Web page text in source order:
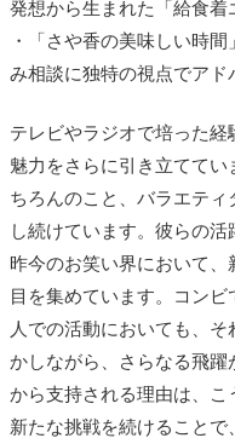
発想から生まれた「給食着
・「さや香の美味しい時
み相談に独特の視点でアド
テレビやラジオで培った
魅力をさらに引き立てて
ちろんのこと、バラエテ
し続けています。彼らの
昨今のお笑い界において
目を集めています。コン
人での活動においても、
かしながら、さらなる飛
から支持される理由は、こ
新たな挑戦を続けることで